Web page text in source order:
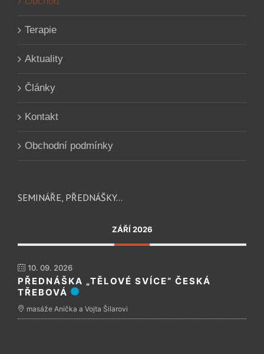
Terapie
Aktuality
Články
Kontakt
Obchodní podmínky
SEMINÁŘE, PŘEDNÁŠKY…
ZÁŘÍ 2026
10. 09. 2026
PŘEDNÁŠKA „TĚLOVÉ SVÍCE“ ČESKÁ
TŘEBOVÁ
masáže Anička a Vojta Šilarovi